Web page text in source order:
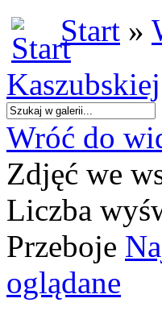
Start »
Kaszubskiej
Wróć do
Zdjęć we
Liczba
Przeboje
oglądane